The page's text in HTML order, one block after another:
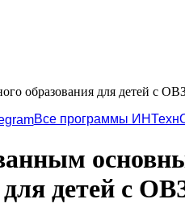
образования для детей с
Все программы
детей с